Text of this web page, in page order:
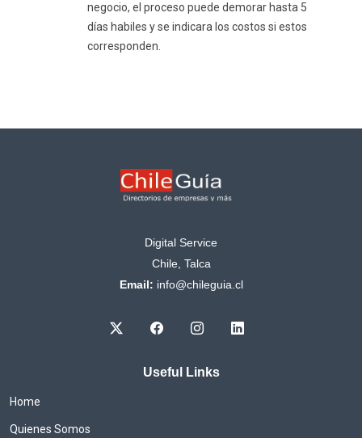
negocio, el proceso puede demorar hasta 5
días habiles y se indicara los costos si estos
corresponden.
Digital Service
Chile, Talca
Email: info@chileguia.cl
Useful Links
Home
Quienes Somos